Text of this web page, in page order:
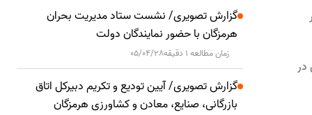
شده که افزایش ۳۱ درصدی در
گزارش تصویری/ نشست ستاد مدیریت بحران
هرمزگان با حضور نمایندگان دولت
زمان مطالعه 1 دقیقه 05/04/28
گزارش تصویری/ آیین تودیع و تکریم دبیرکل اتاق
بازرگانی، صنایع، معادن و کشاورزی هرمزگان